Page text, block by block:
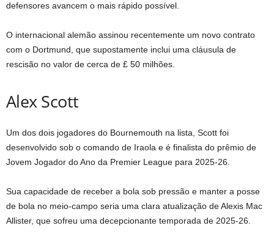
defensores avancem o mais rápido possível.
O internacional alemão assinou recentemente um novo contrato
com o Dortmund, que supostamente inclui uma cláusula de
rescisão no valor de cerca de £ 50 milhões.
Alex Scott
Um dos dois jogadores do Bournemouth na lista, Scott foi
desenvolvido sob o comando de Iraola e é finalista do prêmio de
Jovem Jogador do Ano da Premier League para 2025-26.
Sua capacidade de receber a bola sob pressão e manter a posse
de bola no meio-campo seria uma clara atualização de Alexis Mac
Allister, que sofreu uma decepcionante temporada de 2025-26.